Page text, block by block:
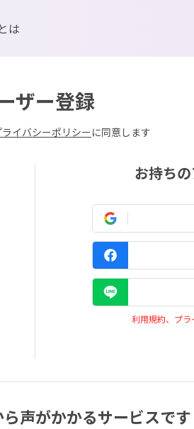
ザー登録
ライバシーポリシーに同意します
お持ち
利用規約、プ
声がかかるサービスです
は